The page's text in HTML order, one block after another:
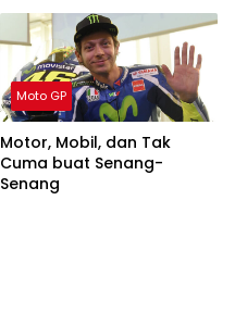
Moto GP
Motor, Mobil, dan Tak
Cuma buat Senang-
Senang